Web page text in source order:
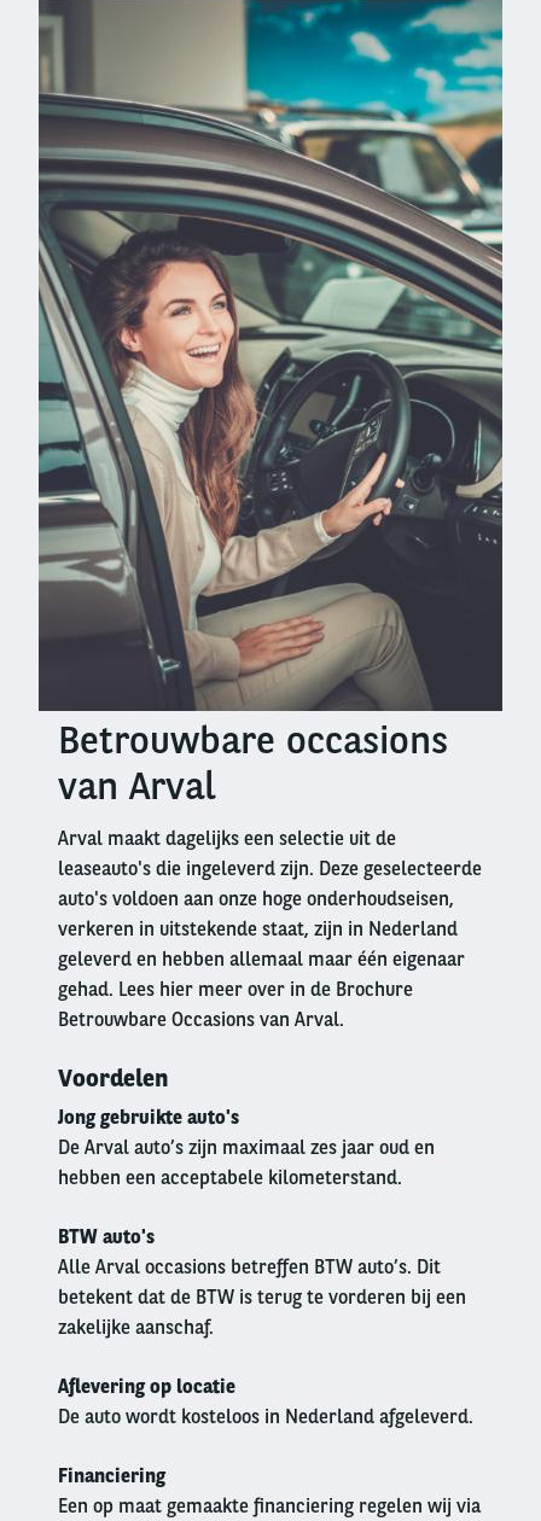
Left
Right
columnBetrouwbare occasions
van Arval
Arval maakt dagelijks een selectie uit de
leaseauto's die ingeleverd zijn. Deze geselecteerde
auto's voldoen aan onze hoge onderhoudseisen,
verkeren in uitstekende staat, zijn in Nederland
geleverd en hebben allemaal maar één eigenaar
gehad. Lees hier meer over in de Brochure
Betrouwbare Occasions van Arval.
Voordelen
Jong gebruikte auto's
De Arval auto’s zijn maximaal zes jaar oud en
hebben een acceptabele kilometerstand.
BTW auto's
Alle Arval occasions betreffen BTW auto’s. Dit
betekent dat de BTW is terug te vorderen bij een
zakelijke aanschaf.
Aflevering op locatie
De auto wordt kosteloos in Nederland afgeleverd.
Financiering
Een op maat gemaakte financiering regelen wij via